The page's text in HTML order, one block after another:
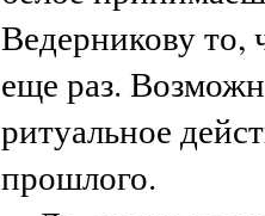
Ведерникову то,
еще раз.
ритуальное
прошлого.